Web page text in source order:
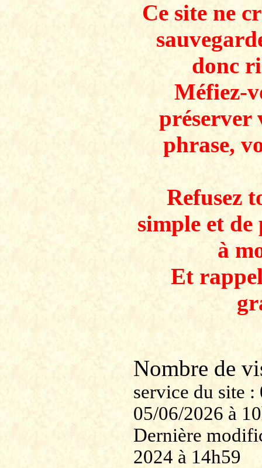
Ce site ne
donc
Méfiez-
préserver
phrase,
Refusez
simple et
à
Et
Nombre de
service du site
05/06/2026 à
Dernière
2024 à 14h59